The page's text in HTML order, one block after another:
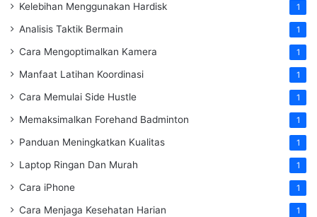
Kelebihan Menggunakan Hardisk 1
Analisis Taktik Bermain 1
Cara Mengoptimalkan Kamera 1
Manfaat Latihan Koordinasi 1
Cara Memulai Side Hustle 1
Memaksimalkan Forehand Badminton 1
Panduan Meningkatkan Kualitas 1
Laptop Ringan Dan Murah 1
Cara iPhone 1
Cara Menjaga Kesehatan Harian 1